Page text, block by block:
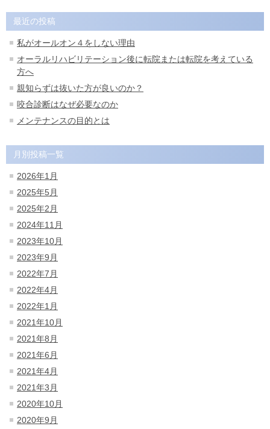
最近の投稿
私がオールオン４をしない理由
オーラルリハビリテーション後に転院または転院を考えている
方へ
親知らずは抜いた方が良いのか？
咬合診断はなぜ必要なのか
メンテナンスの目的とは
月別投稿一覧
2026年1月
2025年5月
2025年2月
2024年11月
2023年10月
2023年9月
2022年7月
2022年4月
2022年1月
2021年10月
2021年8月
2021年6月
2021年4月
2021年3月
2020年10月
2020年9月